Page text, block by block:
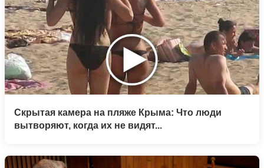
Скрытая камера на пляже Крыма: Что люди
вытворяют, когда их не видят...